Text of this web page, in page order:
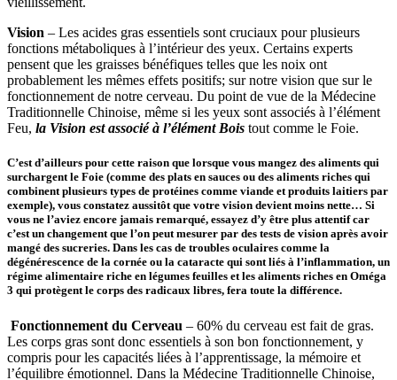
Vision – Les acides gras essentiels sont cruciaux pour plusieurs
fonctions métaboliques à l’intérieur des yeux. Certains experts
pensent que les graisses bénéfiques telles que les noix ont
probablement les mêmes effets positifs; sur notre vision que sur le
fonctionnement de notre cerveau. Du point de vue de la Médecine
Traditionnelle Chinoise, même si les yeux sont associés à l’élément
Feu, la Vision est associé à l’élément Bois tout comme le Foie.
C’est d’ailleurs pour cette raison que lorsque vous mangez des aliments qui
surchargent le Foie (comme des plats en sauces ou des aliments riches qui
combinent plusieurs types de protéines comme viande et produits laitiers par
exemple), vous constatez aussitôt que votre vision devient moins nette… Si
vous ne l’aviez encore jamais remarqué, essayez d’y être plus attentif car
c’est un changement que l’on peut mesurer par des tests de vision après avoir
mangé des sucreries. Dans les cas de troubles oculaires comme la
dégénérescence de la cornée ou la cataracte qui sont liés à l’inflammation, un
régime alimentaire riche en légumes feuilles et les aliments riches en Oméga
3 qui protègent le corps des radicaux libres, fera toute la différence.
Fonctionnement du Cerveau – 60% du cerveau est fait de gras.
Les corps gras sont donc essentiels à son bon fonctionnement, y
compris pour les capacités liées à l’apprentissage, la mémoire et
l’équilibre émotionnel. Dans la Médecine Traditionnelle Chinoise,